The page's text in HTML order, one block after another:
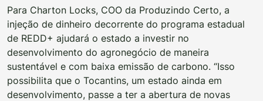
Para Charton Locks, COO da Produzindo Certo, a
injeção de dinheiro decorrente do programa estadual
de REDD+ ajudará o estado a investir no
desenvolvimento do agronegócio de maneira
sustentável e com baixa emissão de carbono. “Isso
possibilita que o Tocantins, um estado ainda em
desenvolvimento, passe a ter a abertura de novas